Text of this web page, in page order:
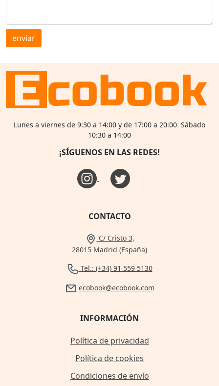
enviar
Lunes a viernes de 9:30 a 14:00 y de 17:00 a 20:00 Sábado
10:30 a 14:00
¡SÍGUENOS EN LAS REDES!
CONTACTO
C/ Cristo 3,
28015 Madrid (España)
Tel.: (+34) 91 559 5130
ecobook@ecobook.com
INFORMACIÓN
Política de privacidad
Política de cookies
Condiciones de envío